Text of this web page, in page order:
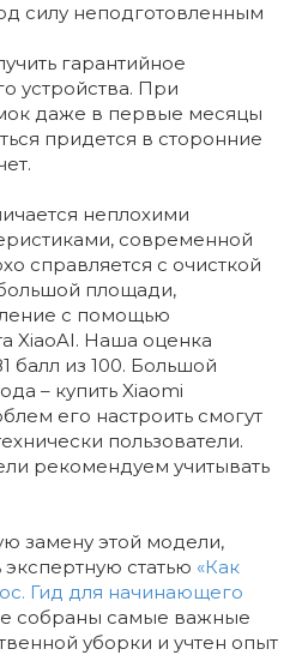
силу неподготовленным
гарантийное
устройства. При
даже в первые месяцы
придется в сторонние
неплохими
современной
справляется с очисткой
площади,
с помощью
XiaoAI. Наша оценка
балл из 100. Большой
– купить Xiaomi
его настроить смогут
пользователи.
рекомендуем учитывать
замену этой модели,
статью «Как
Гид для начинающего
собраны самые важные
уборки и учтен опыт